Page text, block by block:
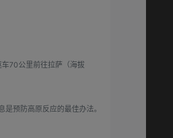
70公里前往拉萨（海拔
预防高原反应的最佳办法。